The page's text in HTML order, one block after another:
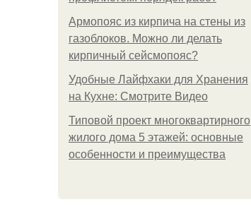
Армопояс из кирпича на стены из
газоблоков. Можно ли делать
кирпичный сейсмопояс?
Удобные Лайфхаки для Хранения
на Кухне: Смотрите Видео
Типовой проект многоквартирного
жилого дома 5 этажей: основные
особенности и преимущества